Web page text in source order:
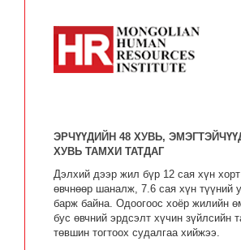
ЭРЧҮҮДИЙН 48 ХУВЬ,
ХУВЬ ТАМХИ ТАТДАГ
Дэлхий дээр жил бүр 12 сая хүн
өвчнөөр шаналж, 7.6 сая хүн түүний
барж байна. Одоогоос хоёр жилийн
бус өвчний эрдсэлт хүчин зүйлсийн
төвшин тогтоох судалгаа хийжээ.